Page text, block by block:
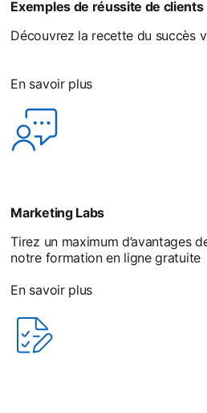
Exemples de réussite de clients
Découvrez la recette du succès
En savoir plus
Marketing Labs
Tirez un maximum d’avantages
notre formation en ligne gratuite
En savoir plus